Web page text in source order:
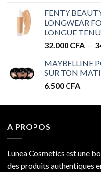
FENTY
LONGWEAR
LONGUE
32.000 CFA –
MAYBELLINE
SUR TON
6.500 CFA
A PROPOS
Lunea Cosmetics est une
des produits authentiques